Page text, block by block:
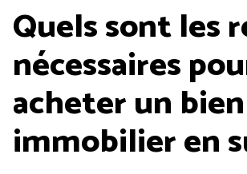
Quels sont les
nécessaires
acheter un bien
immobilier en